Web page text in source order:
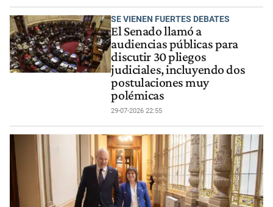
SE VIENEN FUERTES DEBATES
El Senado llamó a
audiencias públicas para
discutir 30 pliegos
judiciales, incluyendo dos
postulaciones muy
polémicas
29-07-2026 22:55